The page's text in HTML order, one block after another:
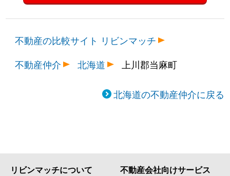
不動産の比較サイト リビンマッチ
不動産仲介
北海道 上川郡当麻町
北海道の不動産仲介に戻る
リビンマッチについて 不動産会社向けサービス